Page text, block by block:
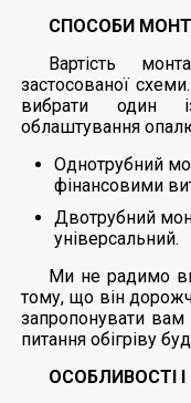
СПОСОБИ
Вартість
застосованої
вибрати один
облаштування
Однотрубний
фінансовими
Двотрубний
універсальний.
Ми не радимо
тому, що він
запропонувати
питання обігріву
ОСОБЛИВОСТІ І